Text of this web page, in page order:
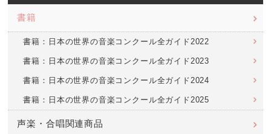
書籍
書籍：日本の世界の音楽コンクール全ガイド2022
書籍：日本の世界の音楽コンクール全ガイド2023
書籍：日本の世界の音楽コンクール全ガイド2024
書籍：日本の世界の音楽コンクール全ガイド2025
声楽・合唱関連商品